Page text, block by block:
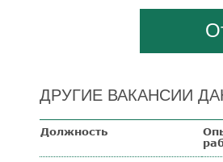
ДРУГИЕ ВАКАНСИИ
Должность